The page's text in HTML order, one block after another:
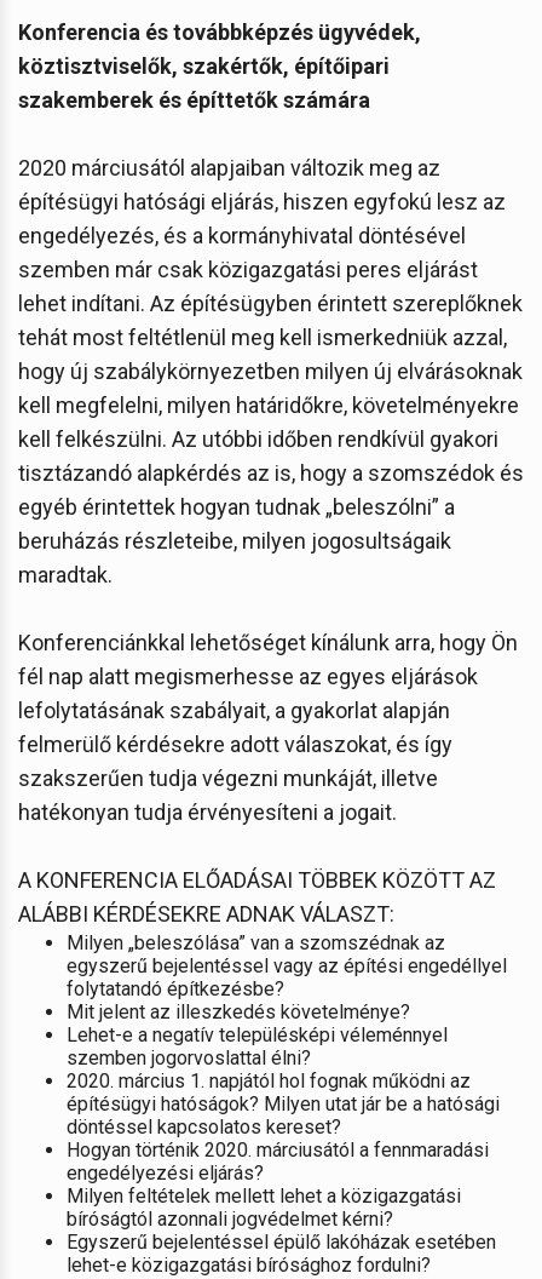
Konferencia és továbbképzés ügyvédek,
köztisztviselők, szakértők, építőipari
szakemberek és építtetők számára
2020 márciusától alapjaiban változik meg az
építésügyi hatósági eljárás, hiszen egyfokú lesz az
engedélyezés, és a kormányhivatal döntésével
szemben már csak közigazgatási peres eljárást
lehet indítani. Az építésügyben érintett szereplőknek
tehát most feltétlenül meg kell ismerkedniük azzal,
hogy új szabálykörnyezetben milyen új elvárásoknak
kell megfelelni, milyen határidőkre, követelményekre
kell felkészülni. Az utóbbi időben rendkívül gyakori
tisztázandó alapkérdés az is, hogy a szomszédok és
egyéb érintettek hogyan tudnak „beleszólni” a
beruházás részleteibe, milyen jogosultságaik
maradtak.
Konferenciánkkal lehetőséget kínálunk arra, hogy Ön
fél nap alatt megismerhesse az egyes eljárások
lefolytatásának szabályait, a gyakorlat alapján
felmerülő kérdésekre adott válaszokat, és így
szakszerűen tudja végezni munkáját, illetve
hatékonyan tudja érvényesíteni a jogait.
A KONFERENCIA ELŐADÁSAI TÖBBEK KÖZÖTT AZ
ALÁBBI KÉRDÉSEKRE ADNAK VÁLASZT:
Milyen „beleszólása” van a szomszédnak az
egyszerű bejelentéssel vagy az építési engedéllyel
folytatandó építkezésbe?
Mit jelent az illeszkedés követelménye?
Lehet-e a negatív településképi véleménnyel
szemben jogorvoslattal élni?
2020. március 1. napjától hol fognak működni az
építésügyi hatóságok? Milyen utat jár be a hatósági
döntéssel kapcsolatos kereset?
Hogyan történik 2020. márciusától a fennmaradási
engedélyezési eljárás?
Milyen feltételek mellett lehet a közigazgatási
bíróságtól azonnali jogvédelmet kérni?
Egyszerű bejelentéssel épülő lakóházak esetében
lehet-e közigazgatási bírósághoz fordulni?